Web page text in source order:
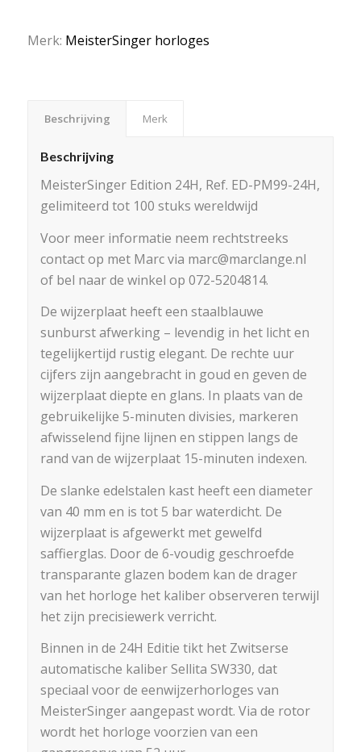
Merk: MeisterSinger horloges
Beschrijving Merk
Beschrijving
MeisterSinger Edition 24H, Ref. ED-PM99-24H,
gelimiteerd tot 100 stuks wereldwijd
Voor meer informatie neem rechtstreeks
contact op met Marc via marc@marclange.nl
of bel naar de winkel op 072-5204814.
De wijzerplaat heeft een staalblauwe
sunburst afwerking – levendig in het licht en
tegelijkertijd rustig elegant. De rechte uur
cijfers zijn aangebracht in goud en geven de
wijzerplaat diepte en glans. In plaats van de
gebruikelijke 5-minuten divisies, markeren
afwisselend fijne lijnen en stippen langs de
rand van de wijzerplaat 15-minuten indexen.
De slanke edelstalen kast heeft een diameter
van 40 mm en is tot 5 bar waterdicht. De
wijzerplaat is afgewerkt met gewelfd
saffierglas. Door de 6-voudig geschroefde
transparante glazen bodem kan de drager
van het horloge het kaliber observeren terwijl
het zijn precisiewerk verricht.
Binnen in de 24H Editie tikt het Zwitserse
automatische kaliber Sellita SW330, dat
speciaal voor de eenwijzerhorloges van
MeisterSinger aangepast wordt. Via de rotor
wordt het horloge voorzien van een